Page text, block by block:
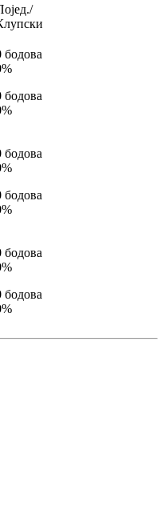
бодова
%
бодова
%
бодова
%
бодова
%
бодова
%
бодова
%